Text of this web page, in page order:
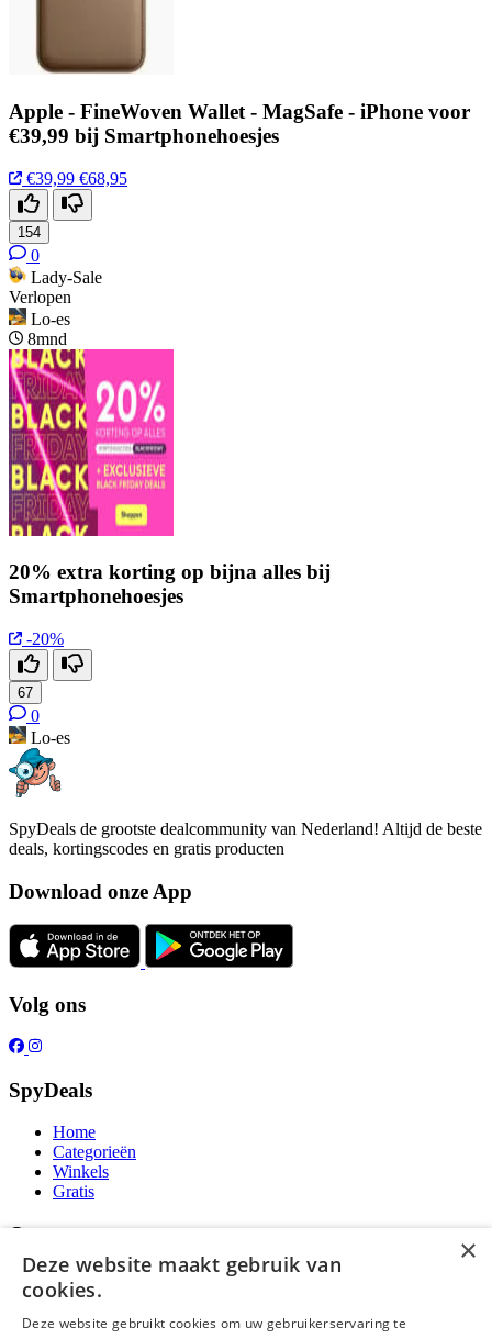
Apple - FineWoven Wallet - MagSafe - iPhone voor
€39,99 bij Smartphonehoesjes
€39,99 €68,95
154
0
Lady-Sale
Verlopen
Lo-es
8mnd
20% extra korting op bijna alles bij
Smartphonehoesjes
-20%
67
0
Lo-es
SpyDeals de grootste dealcommunity van Nederland! Altijd de beste
deals, kortingscodes en gratis producten
Download onze App
Volg ons
SpyDeals
Home
Categorieën
Winkels
Gratis
Over ons
Over ons
Contact
Publicatieregels
×
Deze website maakt gebruik van
cookies.
Deze website gebruikt cookies om uw gebruikerservaring te